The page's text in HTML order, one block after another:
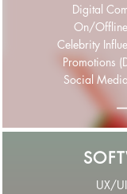
Digital
On/
Celebrity
Promotions
Social
UX/